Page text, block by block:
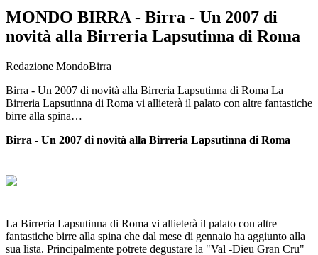
MONDO BIRRA - Birra - Un 2007 di
novità alla Birreria Lapsutinna di Roma
Redazione MondoBirra
Birra - Un 2007 di novità alla Birreria Lapsutinna di Roma La
Birreria Lapsutinna di Roma vi allieterà il palato con altre fantastiche
birre alla spina…
Birra - Un 2007 di novità alla Birreria Lapsutinna di Roma
La Birreria Lapsutinna di Roma vi allieterà il palato con altre
fantastiche birre alla spina che dal mese di gennaio ha aggiunto alla
sua lista. Principalmente potrete degustare la "Val -Dieu Gran Cru"